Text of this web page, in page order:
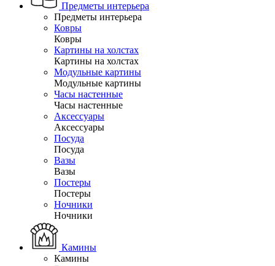
Предметы интерьера
Предметы интерьера
Ковры
Ковры
Картины на холстах
Картины на холстах
Модульные картины
Модульные картины
Часы настенные
Часы настенные
Аксессуары
Аксессуары
Посуда
Посуда
Вазы
Вазы
Постеры
Постеры
Ночники
Ночники
Камины
Камины